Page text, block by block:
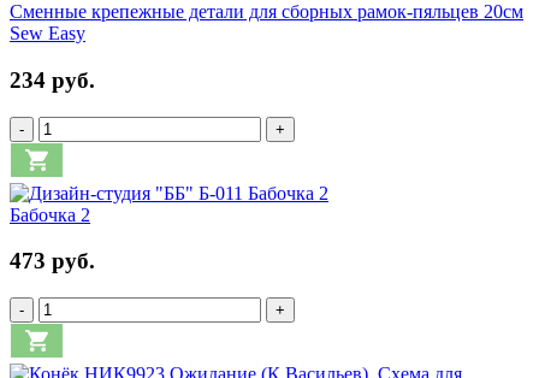
Сменные крепежные детали для сборных рамок-пяльцев 20см
Sew Easy
234 руб.
- +
Бабочка 2
473 руб.
- +